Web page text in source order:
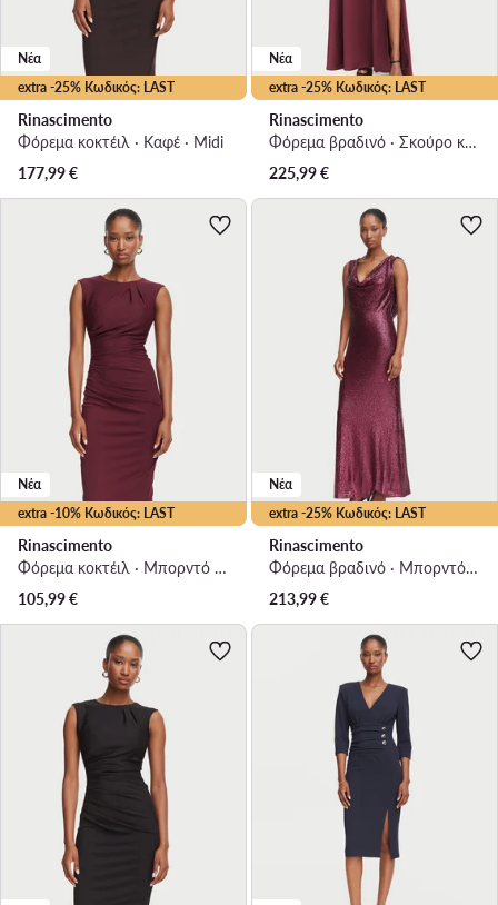
extra -25% Κωδικός: LAST
Νέα
Rinascimento
Φόρεμα κοκτέιλ · Καφέ · Midi
177,99€
extra -25% Κωδικός: LAST
Νέα
Rinascimento
Φόρεμα βραδινό · Σκούρο καφέ · Maxi
225,99€
extra -10% Κωδικός: LAST
Νέα
Rinascimento
Φόρεμα κοκτέιλ · Μπορντό · Mini
105,99€
extra -25% Κωδικός: LAST
Νέα
Rinascimento
Φόρεμα βραδινό · Μπορντό · Maxi
213,99€